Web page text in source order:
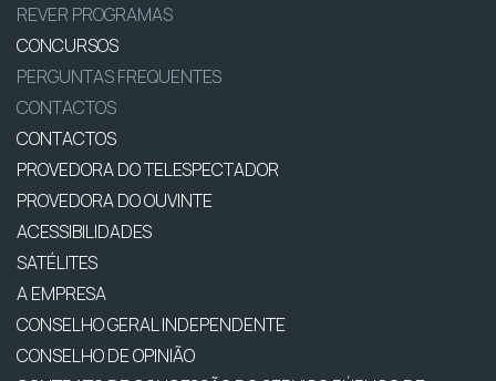
REVER PROGRAMAS
CONCURSOS
PERGUNTAS FREQUENTES
CONTACTOS
CONTACTOS
PROVEDORA DO TELESPECTADOR
PROVEDORA DO OUVINTE
ACESSIBILIDADES
SATÉLITES
A EMPRESA
CONSELHO GERAL INDEPENDENTE
CONSELHO DE OPINIÃO